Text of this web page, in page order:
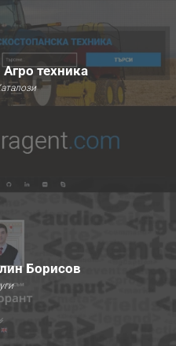
техника
Борисов